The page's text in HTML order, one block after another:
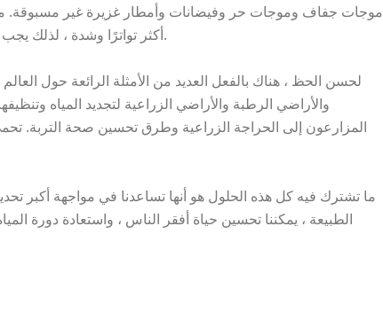
موجات جفاف وموجات حر وفيضانات وأمطار غزيرة غير مسبوقة.
أكثر تواترًا وشدة ، لذلك يجب إعادة تصميم جميع قطاعات المجتمع لتحسين المرونة.
لحسن الحظ ، هناك بالفعل العديد من الأمثلة الرائعة حول
والأراضي الرطبة والأراضي الزراعية لتجديد المياه
المزارعون إلى الحراجة الزراعية وطرق تحسين صحة التربة.
ما تشترك فيه كل هذه الحلول هو أنها تساعدنا في مواجهة أكبر
الطبيعة ، يمكننا تحسين حياة أفقر الناس ، واستعادة دورة